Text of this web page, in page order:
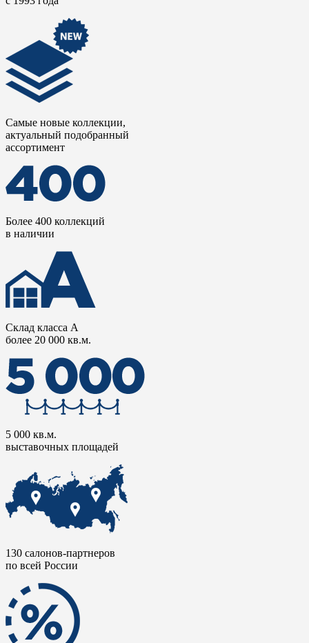
Самые новые коллекции,
актуальный подобранный
ассортимент
Более 400 коллекций
в наличии
Склад класса А
более 20 000 кв.м.
5 000 кв.м.
выставочных площадей
130 салонов-партнеров
по всей России